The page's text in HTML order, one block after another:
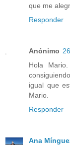
que me
Responder
Anónimo
Hola
igual que
Mario.
Responder
Ana